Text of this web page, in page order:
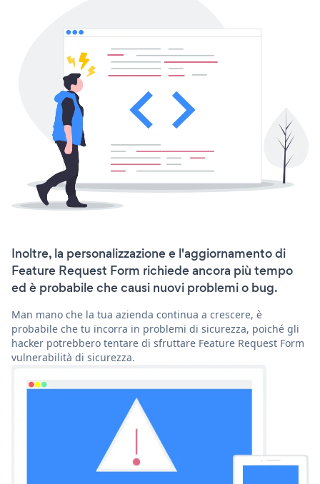
Inoltre, la personalizzazione e l'aggiornamento di
Feature Request Form richiede ancora più tempo
ed è probabile che causi nuovi problemi o bug.
Man mano che la tua azienda continua a crescere, è
probabile che tu incorra in problemi di sicurezza, poiché gli
hacker potrebbero tentare di sfruttare Feature Request Form
vulnerabilità di sicurezza.